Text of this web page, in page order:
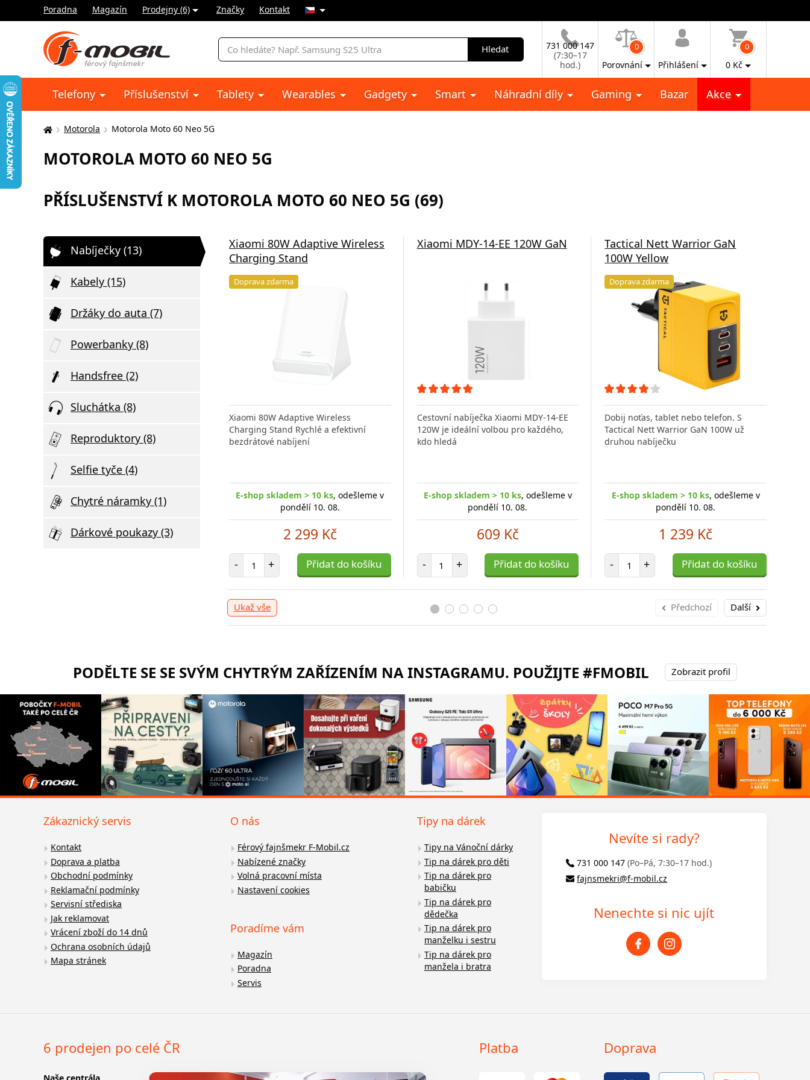
Poradna Magazín Prodejny (6) Značky Kontakt
Vyhledávání
Hledat
731 000 147
(7:30–17
hod.)
0
Porovnání Přihlášení
0
0 Kč
Telefony Příslušenství Tablety Wearables Gadgety Smart Náhradní díly Gaming Bazar Akce
Zde
nacházíte:
Motorola Motorola Moto 60 Neo 5G
MOTOROLA MOTO 60 NEO 5G
PŘÍSLUŠENSTVÍ K MOTOROLA MOTO 60 NEO 5G (69)
Nabíječky (13)
Kabely (15)
Držáky do auta (7)
Powerbanky (8)
Handsfree (2)
Sluchátka (8)
Reproduktory (8)
Selfie tyče (4)
Chytré náramky (1)
Dárkové poukazy (3)
Xiaomi 80W Adaptive Wireless
Charging Stand
Doprava zdarma
Xiaomi 80W Adaptive Wireless
Charging Stand Rychlé a efektivní
bezdrátové nabíjení
E-shop skladem > 10 ks, odešleme v
pondělí 10. 08.
2 299 Kč
- Počet položek
+ Přidat do košíku
Xiaomi MDY-14-EE 120W GaN
Cestovní nabíječka Xiaomi MDY-14-EE
120W je ideální volbou pro každého,
kdo hledá
E-shop skladem > 10 ks, odešleme v
pondělí 10. 08.
609 Kč
- Počet položek
+ Přidat do košíku
Tactical Nett Warrior GaN
100W Yellow
Doprava zdarma
Dobij noťas, tablet nebo telefon. S
Tactical Nett Warrior GaN 100W už
druhou nabíječku
E-shop skladem > 10 ks, odešleme v
pondělí 10. 08.
1 239 Kč
- Počet položek
+ Přidat do košíku
Ukaž vše Předchozí Další
PODĚLTE SE SE SVÝM CHYTRÝM ZAŘÍZENÍM NA INSTAGRAMU. POUŽIJTE #FMOBIL Zobrazit profil
Zákaznický servis
Kontakt
Doprava a platba
Obchodní podmínky
Reklamační podmínky
Servisní střediska
Jak reklamovat
Vrácení zboží do 14 dnů
Ochrana osobních údajů
Mapa stránek
O nás
Férový fajnšmekr F-Mobil.cz
Nabízené značky
Volná pracovní místa
Nastavení cookies
Poradíme vám
Magazín
Poradna
Servis
Tipy na dárek
Tipy na Vánoční dárky
Tip na dárek pro děti
Tip na dárek pro
babičku
Tip na dárek pro
dědečka
Tip na dárek pro
manželku i sestru
Tip na dárek pro
manžela i bratra
Nevíte si rady?
731 000 147 (Po–Pá, 7:30–17 hod.)
fajnsmekri@f-mobil.cz
Nenechte si nic ujít
6 prodejen po celé ČR Platba Doprava